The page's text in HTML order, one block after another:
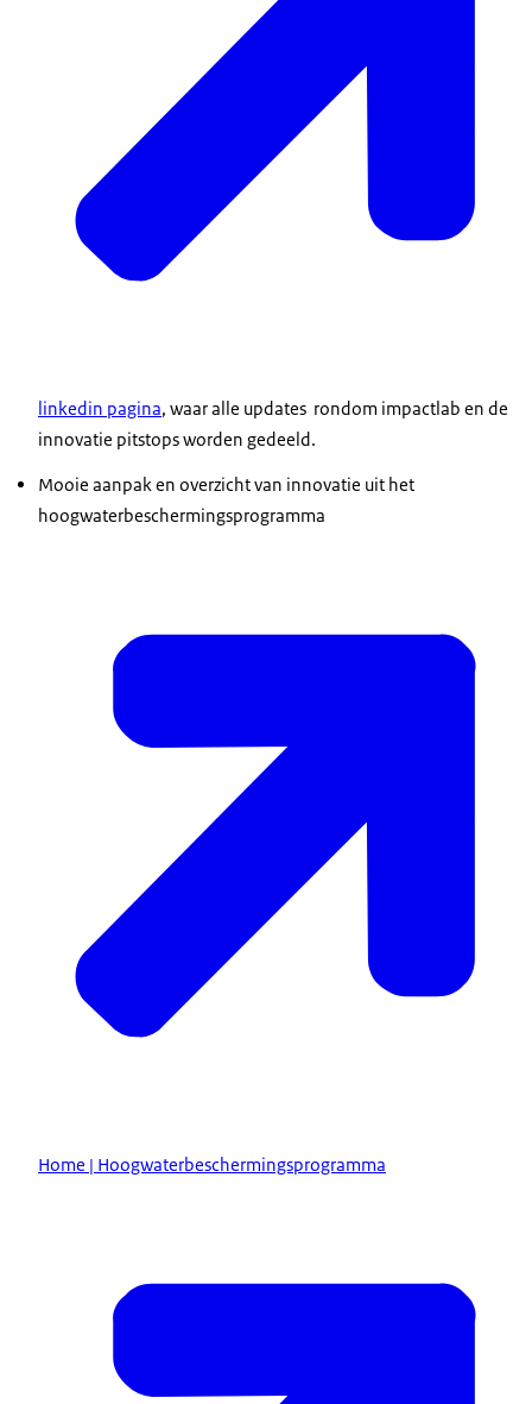
linkedin pagina, waar alle updates rondom impactlab en de
innovatie pitstops worden gedeeld.
Mooie aanpak en overzicht van innovatie uit het
hoogwaterbeschermingsprogramma
Home | Hoogwaterbeschermingsprogramma